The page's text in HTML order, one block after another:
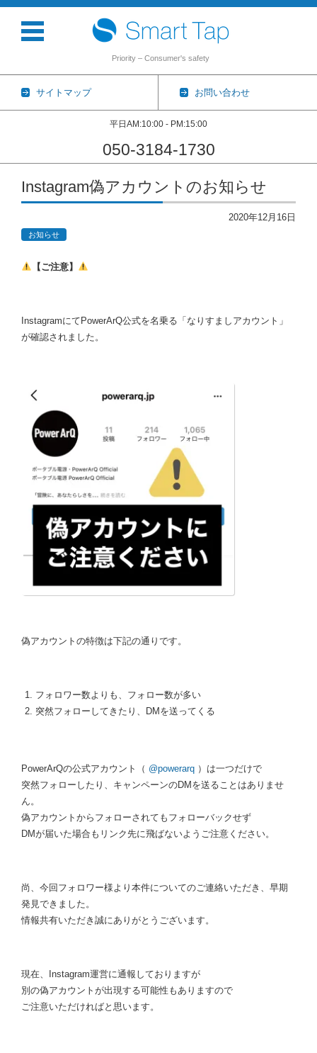
Priority – Consumer's safety
サイトマップ お問い合わせ
平日AM:10:00 - PM:15:00
050-3184-1730
コンテンツに移動
Instagram偽アカウントのお知らせ
2020年12月16日
お知らせ
【ご注意】
InstagramにてPowerArQ公式を名乗る「なりすましアカウント」
が確認されました。
偽アカウントの特徴は下記の通りです。
フォロワー数よりも、フォロー数が多い
突然フォローしてきたり、DMを送ってくる
PowerArQの公式アカウント（ @powerarq ）は一つだけで
突然フォローしたり、キャンペーンのDMを送ることはありませ
ん。
偽アカウントからフォローされてもフォローバックせず
DMが届いた場合もリンク先に飛ばないようご注意ください。
尚、今回フォロワー様より本件についてのご連絡いただき、早期
発見できました。
情報共有いただき誠にありがとうございます。
現在、Instagram運営に通報しておりますが
別の偽アカウントが出現する可能性もありますので
ご注意いただければと思います。